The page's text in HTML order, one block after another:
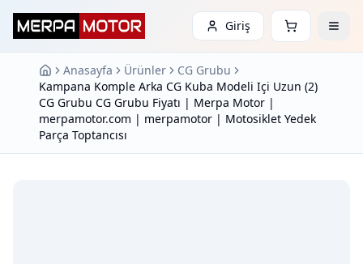
Giriş
Anasayfa Ürünler
CG Grubu
Kampana Komple Arka CG Kuba Modeli Içi Uzun (2)
CG Grubu CG Grubu Fiyatı | Merpa Motor |
merpamotor.com | merpamotor | Motosiklet Yedek
Parça Toptancısı